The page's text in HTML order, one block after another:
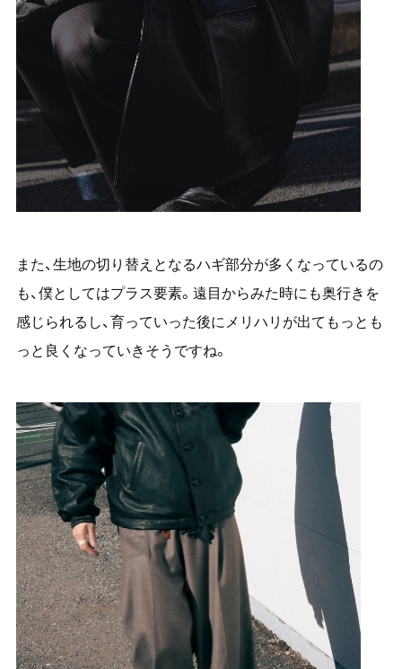
また、生地の切り替えとなるハギ部分が多くなっているの
も、僕としてはプラス要素。遠目からみた時にも奥行きを
感じられるし、育っていった後にメリハリが出てもっとも
っと良くなっていきそうですね。